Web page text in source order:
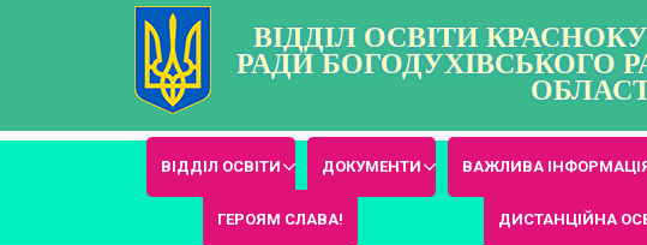
ВІДДІЛ ОСВІТИ
РАДИ БОГОДУХІВСЬКОГО
ВІДДІЛ ОСВІТИ ДОКУМЕНТИ ВАЖЛИВА
ГЕРОЯМ СЛАВА! ДИСТАНЦІЙНА